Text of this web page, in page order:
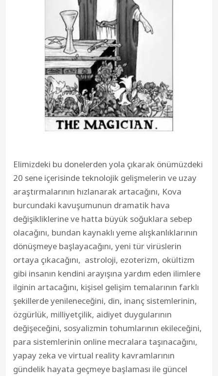
Elimizdeki bu donelerden yola çıkarak önümüzdeki
20 sene içerisinde teknolojik gelişmelerin ve uzay
araştırmalarının hızlanarak artacağını, Kova
burcundaki kavuşumunun dramatik hava
değişikliklerine ve hatta büyük soğuklara sebep
olacağını, bundan kaynaklı yeme alışkanlıklarının
dönüşmeye başlayacağını, yeni tür virüslerin
ortaya çıkacağını, astroloji, ezoterizm, okültizm
gibi insanın kendini arayışına yardım eden ilimlere
ilginin artacağını, kişisel gelişim temalarının farklı
şekillerde yenileneceğini, din, inanç sistemlerinin,
özgürlük, milliyetçilik, aidiyet duygularının
değişeceğini, sosyalizmin tohumlarının ekileceğini,
para sistemlerinin online mecralara taşınacağını,
yapay zeka ve virtual reality kavramlarının
gündelik hayata geçmeye başlaması ile güncel